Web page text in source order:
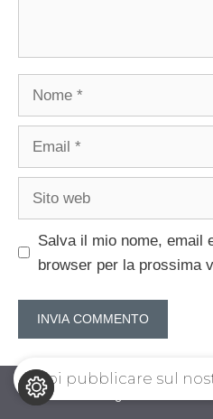
Salva il mio nome, email
browser per la prossima
IoValgo.com ©
Vuoi pubblicare sul